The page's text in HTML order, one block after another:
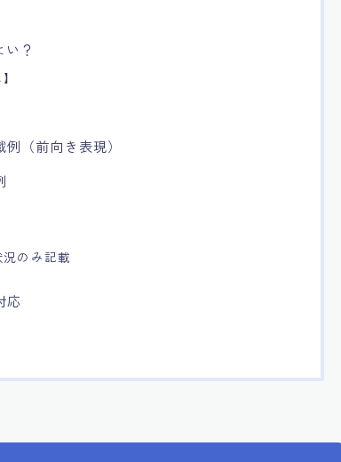
？
（前向き表現）
のみ記載
応